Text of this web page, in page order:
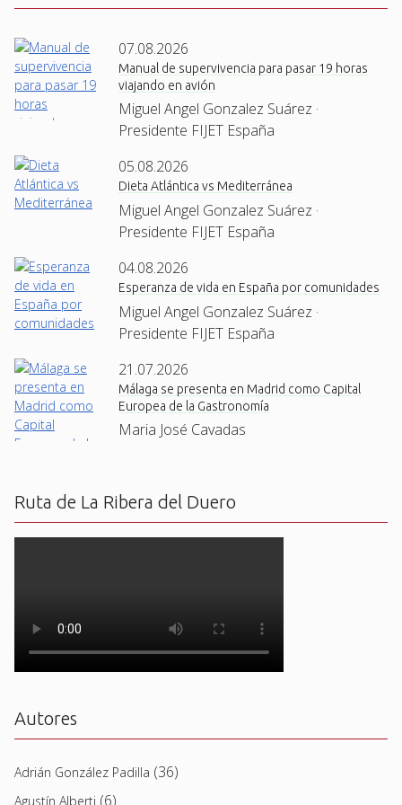
07.08.2026
Manual de supervivencia para pasar 19 horas
viajando en avión
Miguel Angel Gonzalez Suárez ·
Presidente FIJET España
05.08.2026
Dieta Atlántica vs Mediterránea
Miguel Angel Gonzalez Suárez ·
Presidente FIJET España
04.08.2026
Esperanza de vida en España por comunidades
Miguel Angel Gonzalez Suárez ·
Presidente FIJET España
21.07.2026
Málaga se presenta en Madrid como Capital
Europea de la Gastronomía
Maria José Cavadas
Ruta de La Ribera del Duero
Autores
Adrián González Padilla (36)
Agustín Alberti (6)